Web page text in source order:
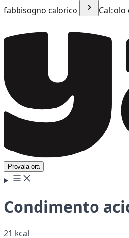
fabbisogno calorico
Provala ora
Condimento
21 kcal